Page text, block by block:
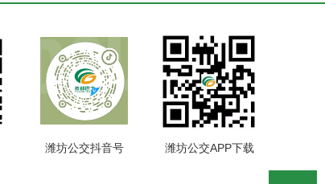
潍坊公交抖音号 潍坊公交APP下载